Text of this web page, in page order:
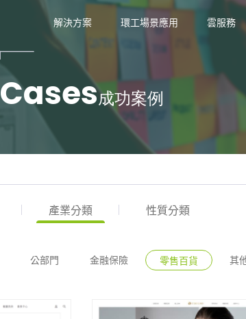
解決方案 環工場景應用 雲服務
Cases成功案例
產業分類 性質分類
公部門 金融保險 零售百貨 其